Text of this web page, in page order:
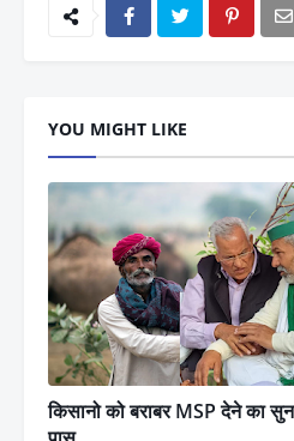
YOU MIGHT LIKE
किसानो को बराबर MSP देने का